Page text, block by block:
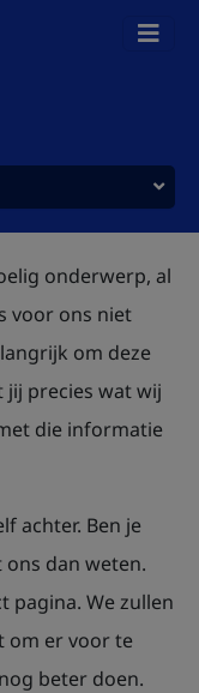
onderwerp, al
voor ons niet
om deze
jij precies wat wij
die informatie
achter. Ben je
ons dan weten.
pagina. We zullen
om er voor te
beter doen.